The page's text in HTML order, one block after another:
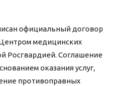
официальный договор
медицинских
Росгвардией. Соглашение
оказания услуг,
противоправных